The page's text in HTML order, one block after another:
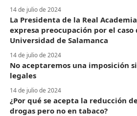
14 de julio de 2024
La Presidenta de la Real
expresa preocupación por el
Universidad de Salamanca
14 de julio de 2024
No aceptaremos una imposición
legales
14 de julio de 2024
¿Por qué se acepta la reducción
drogas pero no en tabaco?